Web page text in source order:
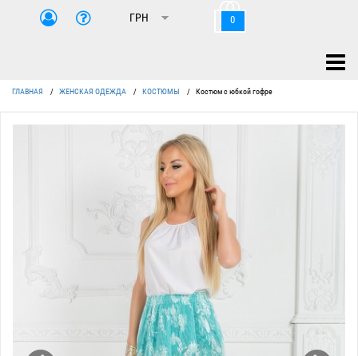
0
ГЛАВНАЯ / ЖЕНСКАЯ ОДЕЖДА / КОСТЮМЫ / Костюм с юбкой гофре